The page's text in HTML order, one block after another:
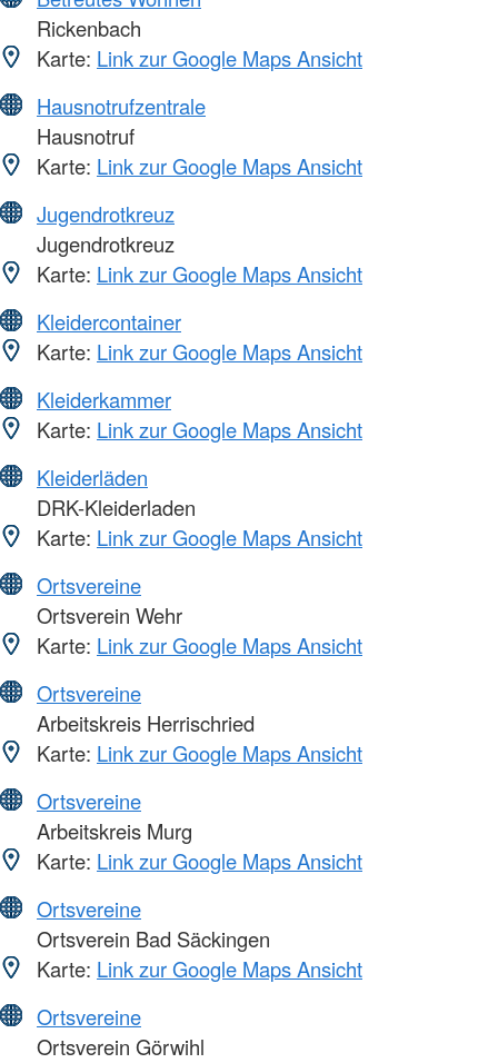
Rickenbach
Karte: Link zur Google Maps Ansicht
Hausnotrufzentrale
Hausnotruf
Karte: Link zur Google Maps Ansicht
Jugendrotkreuz
Jugendrotkreuz
Karte: Link zur Google Maps Ansicht
Kleidercontainer
Karte: Link zur Google Maps Ansicht
Kleiderkammer
Karte: Link zur Google Maps Ansicht
Kleiderläden
DRK-Kleiderladen
Karte: Link zur Google Maps Ansicht
Ortsvereine
Ortsverein Wehr
Karte: Link zur Google Maps Ansicht
Ortsvereine
Arbeitskreis Herrischried
Karte: Link zur Google Maps Ansicht
Ortsvereine
Arbeitskreis Murg
Karte: Link zur Google Maps Ansicht
Ortsvereine
Ortsverein Bad Säckingen
Karte: Link zur Google Maps Ansicht
Ortsvereine
Ortsverein Görwihl